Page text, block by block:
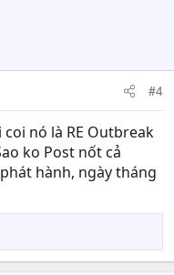
#4
nó là RE Outbreak
ko Post nốt cả
hành, ngày tháng